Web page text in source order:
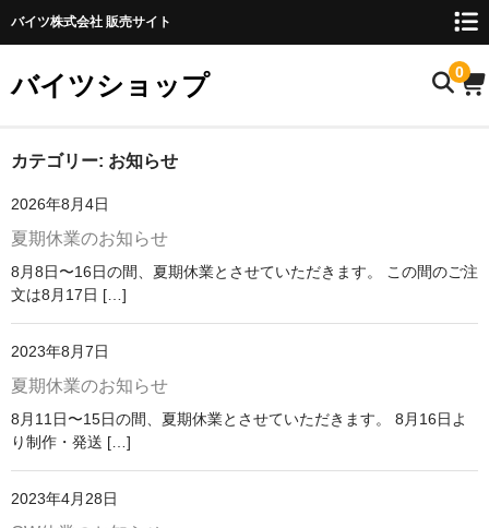
バイツ株式会社 販売サイト
バイツショップ 0
ホーム
商品について
お名前検索
お知らせ
ご利用ガイド
購入方法
FAQ
カテゴリー: お知らせ
2026年8月4日
夏期休業のお知らせ
8月8日〜16日の間、夏期休業とさせていただきます。 この間のご注
文は8月17日 […]
2023年8月7日
夏期休業のお知らせ
8月11日〜15日の間、夏期休業とさせていただきます。 8月16日よ
り制作・発送 […]
2023年4月28日